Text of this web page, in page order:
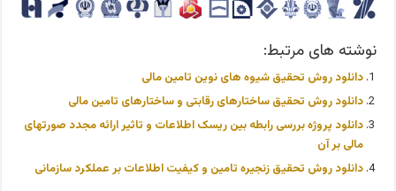
نوشته های مرتبط:
دانلود روش تحقیق شیوه های نوین تامین مالی
دانلود روش تحقیق ساختارهای رقابتی و ساختارهای تامین مالی
دانلود پروژه بررسی رابطه بین ریسک اطلاعات و تاثیر ارائه مجدد صورتهای
مالی بر آن
دانلود روش تحقیق زنجیره تامین و کیفیت اطلاعات بر عملکرد سازمانی